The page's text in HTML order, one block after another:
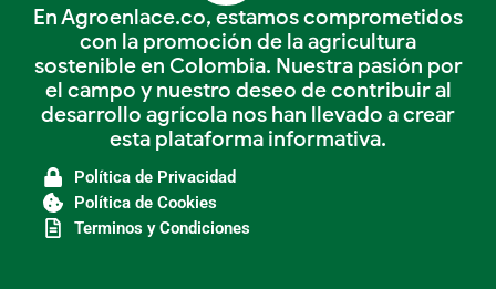
En Agroenlace.co, estamos comprometidos
con la promoción de la agricultura
sostenible en Colombia. Nuestra pasión por
el campo y nuestro deseo de contribuir al
desarrollo agrícola nos han llevado a crear
esta plataforma informativa.
Política de Privacidad
Política de Cookies
Terminos y Condiciones